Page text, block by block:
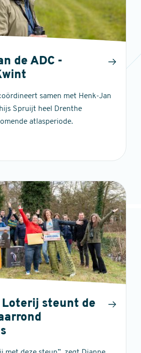
de ADC -
samen met Henk-Jan
Spruijt heel Drenthe
atlasperiode.
Loterij steunt de